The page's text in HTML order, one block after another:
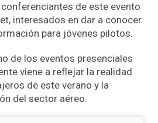
de este evento
interesados en dar a conocer
para jóvenes pilotos.
de los eventos presenciales
viene a reflejar la realidad
de este verano y la
del sector aéreo.